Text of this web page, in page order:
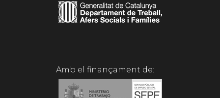
Amb el finançament de: